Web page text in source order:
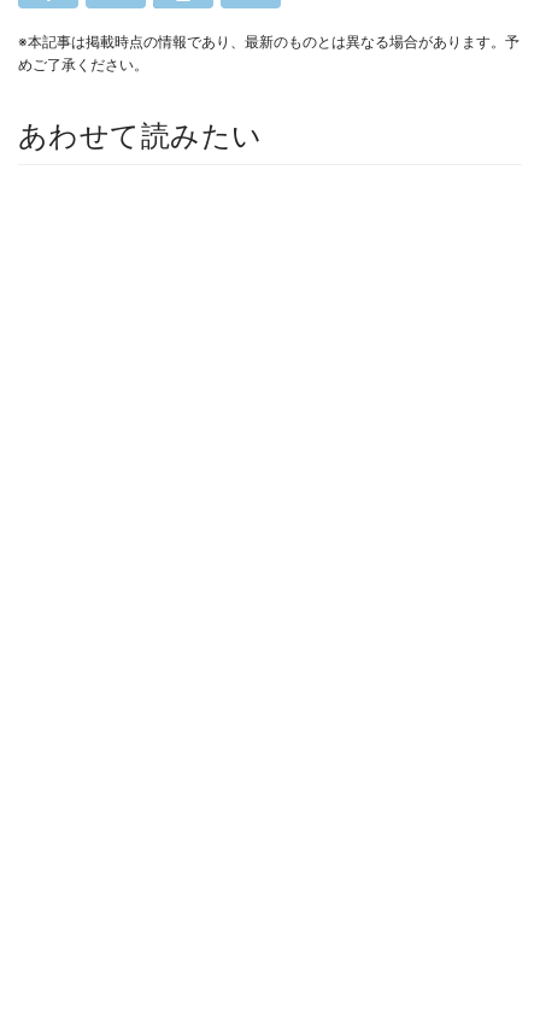
※本記事は掲載時点の情報であり、最新のものとは異なる場合があります。予
めご了承ください。
あわせて読みたい